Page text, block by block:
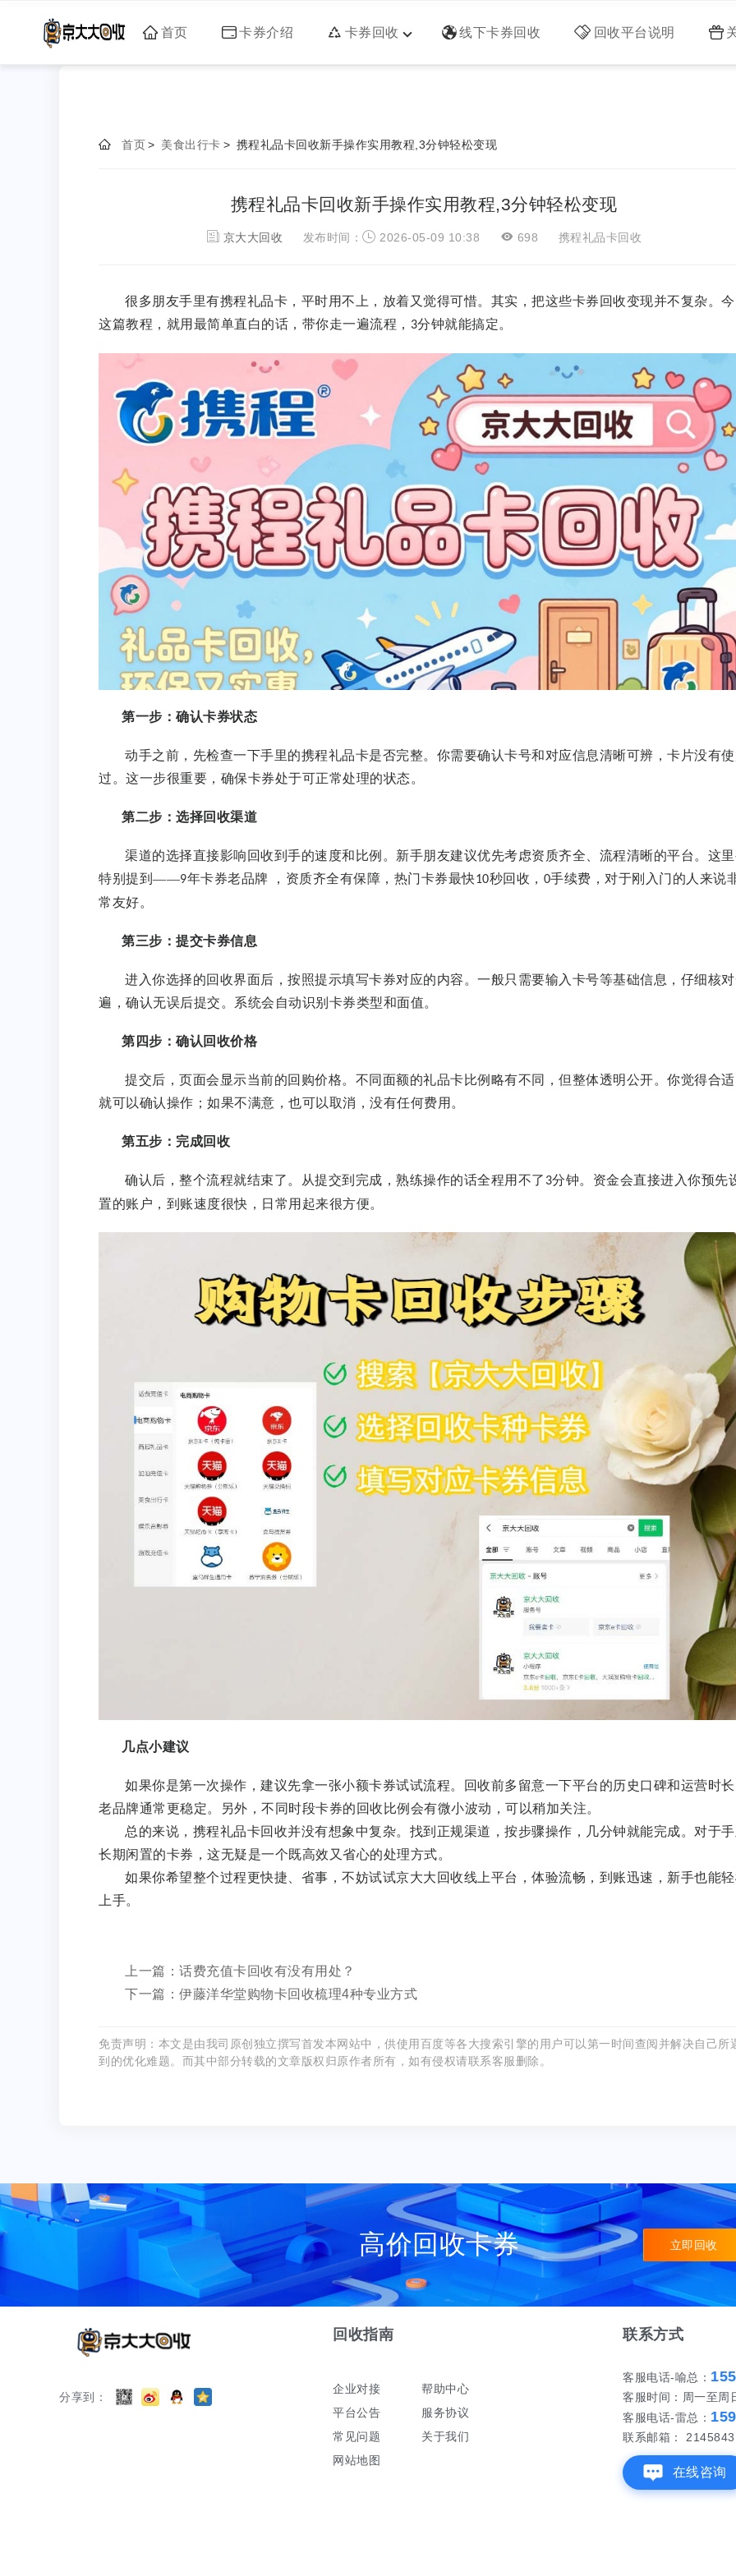
首页 卡券介绍 卡券回收 线下卡券回收 回收平台说明
首页> 美食出行卡 > 携程礼品卡回收新手操作实用教程,3分钟轻松变现
携程礼品卡回收新手操作实用教程,3分钟轻松变现
京大大回收 发布时间： 2026-05-09 10:38 698 携程礼品卡回收
很多朋友手里有携程礼品卡，平时用不上，放着又觉得可惜。其实，把这些卡券回收变现并不复杂。
这篇教程，就用最简单直白的话，带你走一遍流程， 3分钟就能搞定。
第一步：确认卡券状态
动手之前，先检查一下手里的携程礼品卡是否完整。你需要确认卡号和对应信息清晰可辨，卡片没有
过。这一步很重要，确保卡券处于可正常处理的状态。
第二步：选择回收渠道
渠道的选择直接影响回收到手的速度和比例。新手朋友建议优先考虑资质齐全、流程清晰的平台。这
特别提到 ——9年卡券老品牌 ，资质齐全有保障，热门卡券最快10秒回收， 0手续费，对于刚入门的人来说
常友好。
第三步：提交卡券信息
进入你选择的回收界面后，按照提示填写卡券对应的内容。一般只需要输入卡号等基础信息，仔细核
遍，确认无误后提交。系统会自动识别卡券类型和面值。
第四步：确认回收价格
提交后，页面会显示当前的回购价格。不同面额的礼品卡比例略有不同，但整体透明公开。你觉得合
就可以确认操作；如果不满意，也可以取消，没有任何费用。
第五步：完成回收
确认后，整个流程就结束了。从提交到完成，熟练操作的话全程用不了 3分钟。资金会直接进入你预先
置的账户，到账速度很快，日常用起来很方便。
几点小建议
如果你是第一次操作，建议先拿一张小额卡券试试流程。回收前多留意一下平台的历史口碑和运营时
老品牌通常更稳定。另外，不同时段卡券的回收比例会有微小波动，可以稍加关注。
总的来说，携程礼品卡回收并没有想象中复杂。找到正规渠道，按步骤操作，几分钟就能完成。对于
长期闲置的卡券，这无疑是一个既高效又省心的处理方式。
如果你希望整个过程更快捷、省事，不妨试试京大大回收线上平台，体验流畅，到账迅速，新手也能
上手。
上一篇：话费充值卡回收有没有用处？
下一篇：伊藤洋华堂购物卡回收梳理4种专业方式
免责声明：本文是由我司原创独立撰写首发本网站中，供使用百度等各大搜索引擎的用户可以第一时间查阅并解决自己所
到的优化难题。而其中部分转载的文章版权归原作者所有，如有侵权请联系客服删除。
高价回收卡券 立即回收
分享到：
回收指南
企业对接
平台公告
常见问题
网站地图
帮助中心
服务协议
关于我们
联系方式
客服电话-喻总：
客服时间：周一至
客服电话-雷总：
联系邮箱：
在线咨询